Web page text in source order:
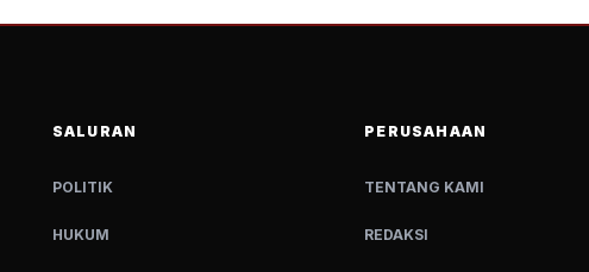
SALURAN
POLITIK
HUKUM
PERUSAHAAN
TENTANG KAMI
REDAKSI